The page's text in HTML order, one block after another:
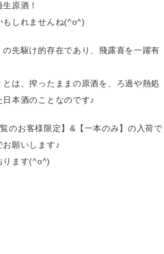
原酒！
もしれませんね(^o^)
先駆け的存在であり、飛露喜を一躍有
は、搾ったままの原酒を、ろ過や熱処
本酒のことなのです♪
のお客様限定】&【一本のみ】の入荷で
願いします♪
ります(^o^)